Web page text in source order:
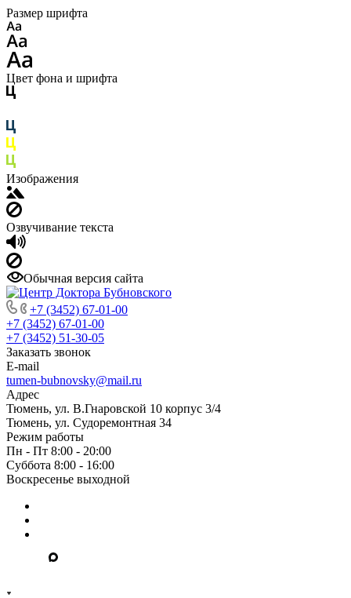
Размер шрифта
Цвет фона и шрифта
Изображения
Озвучивание текста
Обычная версия сайта
+7 (3452) 67-01-00
+7 (3452) 67-01-00
+7 (3452) 51-30-05
Заказать звонок
E-mail
tumen-bubnovsky@mail.ru
Адрес
Тюмень, ул. В.Гнаровской 10 корпус 3/4
Тюмень, ул. Судоремонтная 34
Режим работы
Пн - Пт 8:00 - 20:00
Суббота 8:00 - 16:00
Воскресенье выходной